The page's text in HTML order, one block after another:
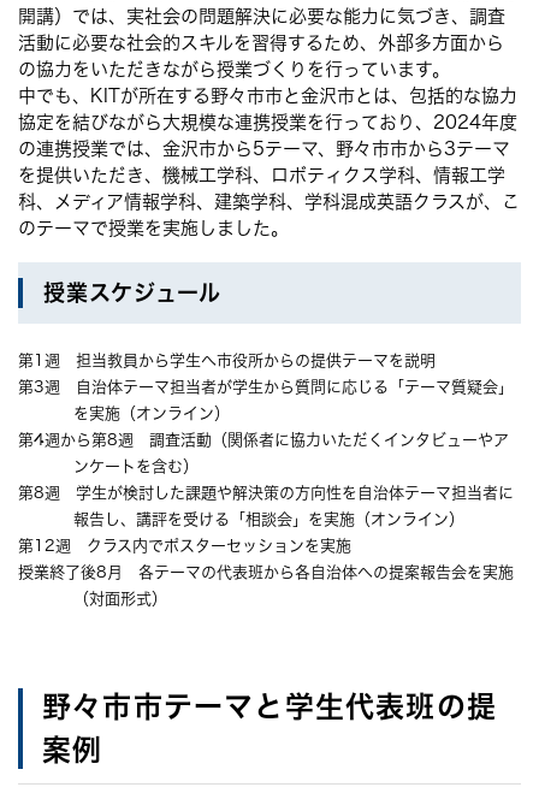
開講）では、実社会の問題解決に必要な能力に気づき、調査
活動に必要な社会的スキルを習得するため、外部多方面から
の協力をいただきながら授業づくりを行っています。
中でも、KITが所在する野々市市と金沢市とは、包括的な協力
協定を結びながら大規模な連携授業を行っており、2024年度
の連携授業では、金沢市から5テーマ、野々市市から3テーマ
を提供いただき、機械工学科、ロボティクス学科、情報工学
科、メディア情報学科、建築学科、学科混成英語クラスが、こ
のテーマで授業を実施しました。
授業スケジュール
第1週 担当教員から学生へ市役所からの提供テーマを説明
第3週 自治体テーマ担当者が学生から質問に応じる「テーマ質疑会」
を実施（オンライン）
第4週から第8週 調査活動（関係者に協力いただくインタビューやア
ンケートを含む）
第8週 学生が検討した課題や解決策の方向性を自治体テーマ担当者に
報告し、講評を受ける「相談会」を実施（オンライン）
第12週 クラス内でポスターセッションを実施
授業終了後8月 各テーマの代表班から各自治体への提案報告会を実施
（対面形式）
野々市市テーマと学生代表班の提
案例